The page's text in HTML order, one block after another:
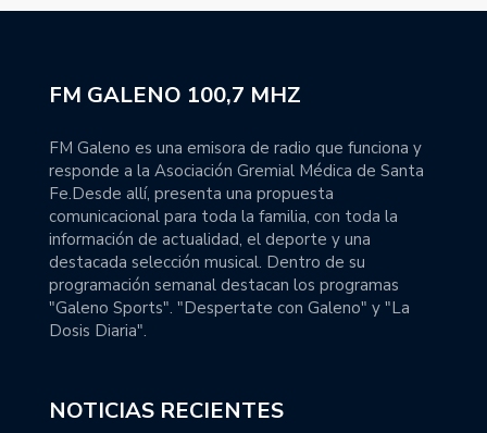
FM GALENO 100,7 MHZ
FM Galeno es una emisora de radio que funciona y
responde a la Asociación Gremial Médica de Santa
Fe.Desde allí, presenta una propuesta
comunicacional para toda la familia, con toda la
información de actualidad, el deporte y una
destacada selección musical. Dentro de su
programación semanal destacan los programas
"Galeno Sports". "Despertate con Galeno" y "La
Dosis Diaria".
NOTICIAS RECIENTES